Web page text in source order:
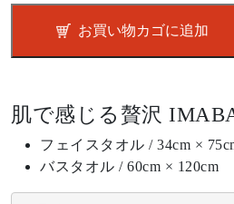
ー
バ
ス
ル
お買い物カゴに追加
肌で感じる贅沢
フェイスタオル / 34cm ×
バスタオル / 60cm × 120cm